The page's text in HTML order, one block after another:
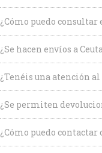
¿Cómo puedo
¿Se hacen envíos a
¿Tenéis una atención
¿Se permiten
¿Cómo puedo contactar